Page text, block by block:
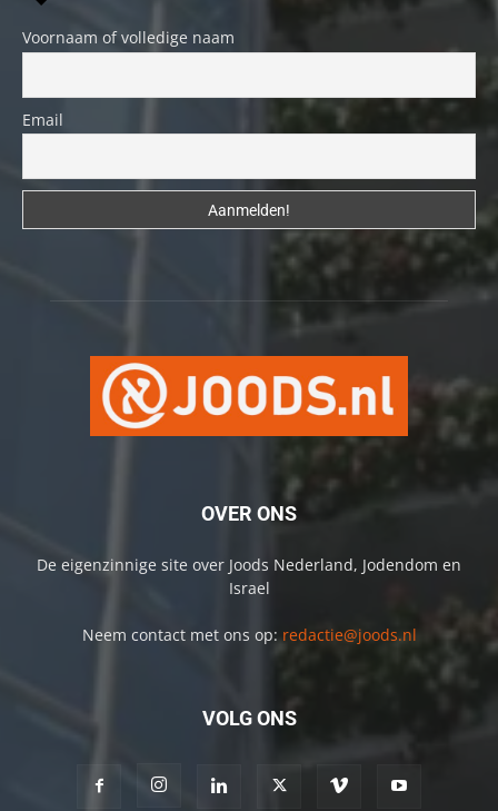
Voornaam of volledige naam
Email
OVER ONS
De eigenzinnige site over Joods Nederland, Jodendom en
Israel
Neem contact met ons op: redactie@joods.nl
VOLG ONS